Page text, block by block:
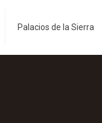
Palacios de la Sierra